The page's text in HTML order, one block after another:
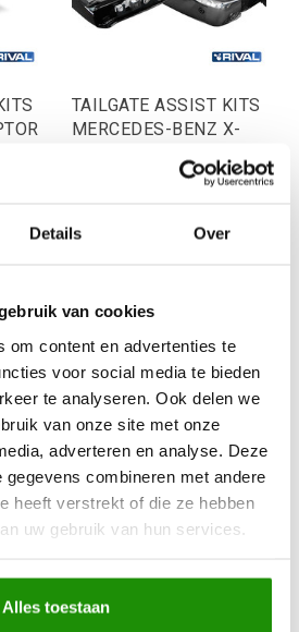
Details Over
van cookies
om content en advertenties te
voor social media te bieden
te analyseren. Ook delen we
van onze site met onze
adverteren en analyse. Deze
gegevens combineren met andere
heeft verstrekt of die ze hebben
uw gebruik van hun services.
Alles toestaan
TAILGATE ASSIST KITS
MERCEDES-BENZ X-
Excl. btw
(FRONTIER) 2014-2021